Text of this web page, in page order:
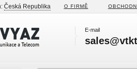
Česká Republika O FIRMĚ
E-mail